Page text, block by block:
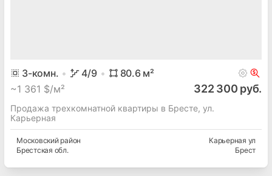
3-комн. 4/9 80.6м²
~1 361 $/м² 322 300 руб.
Продажа трехкомнатной квартиры в Бресте, ул.
Карьерная
Московскийрайон
Брестская обл.
Карьерная ул
Брест